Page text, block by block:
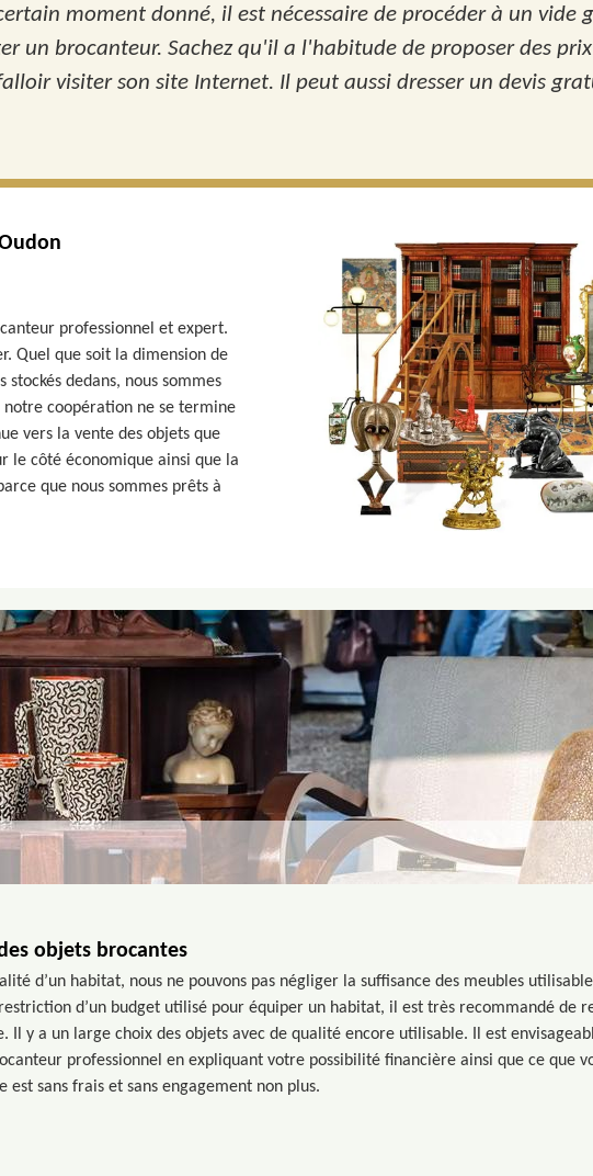
moment donné, il est nécessaire de procéder à un vide
un brocanteur. Sachez qu'il a l'habitude de proposer des
visiter son site Internet. Il peut aussi dresser un devis
professionnel et expert.
Quel que soit la dimension de
dedans, nous sommes
coopération ne se termine
vers la vente des objets que
le côté économique ainsi que la
que nous sommes prêts à
objets brocantes
d’un habitat, nous ne pouvons pas négliger la suffisance des meubles
d’un budget utilisé pour équiper un habitat, il est très recommandé de
Il y a un large choix des objets avec de qualité encore utilisable. Il est
professionnel en expliquant votre possibilité financière ainsi que ce que
est sans frais et sans engagement non plus.